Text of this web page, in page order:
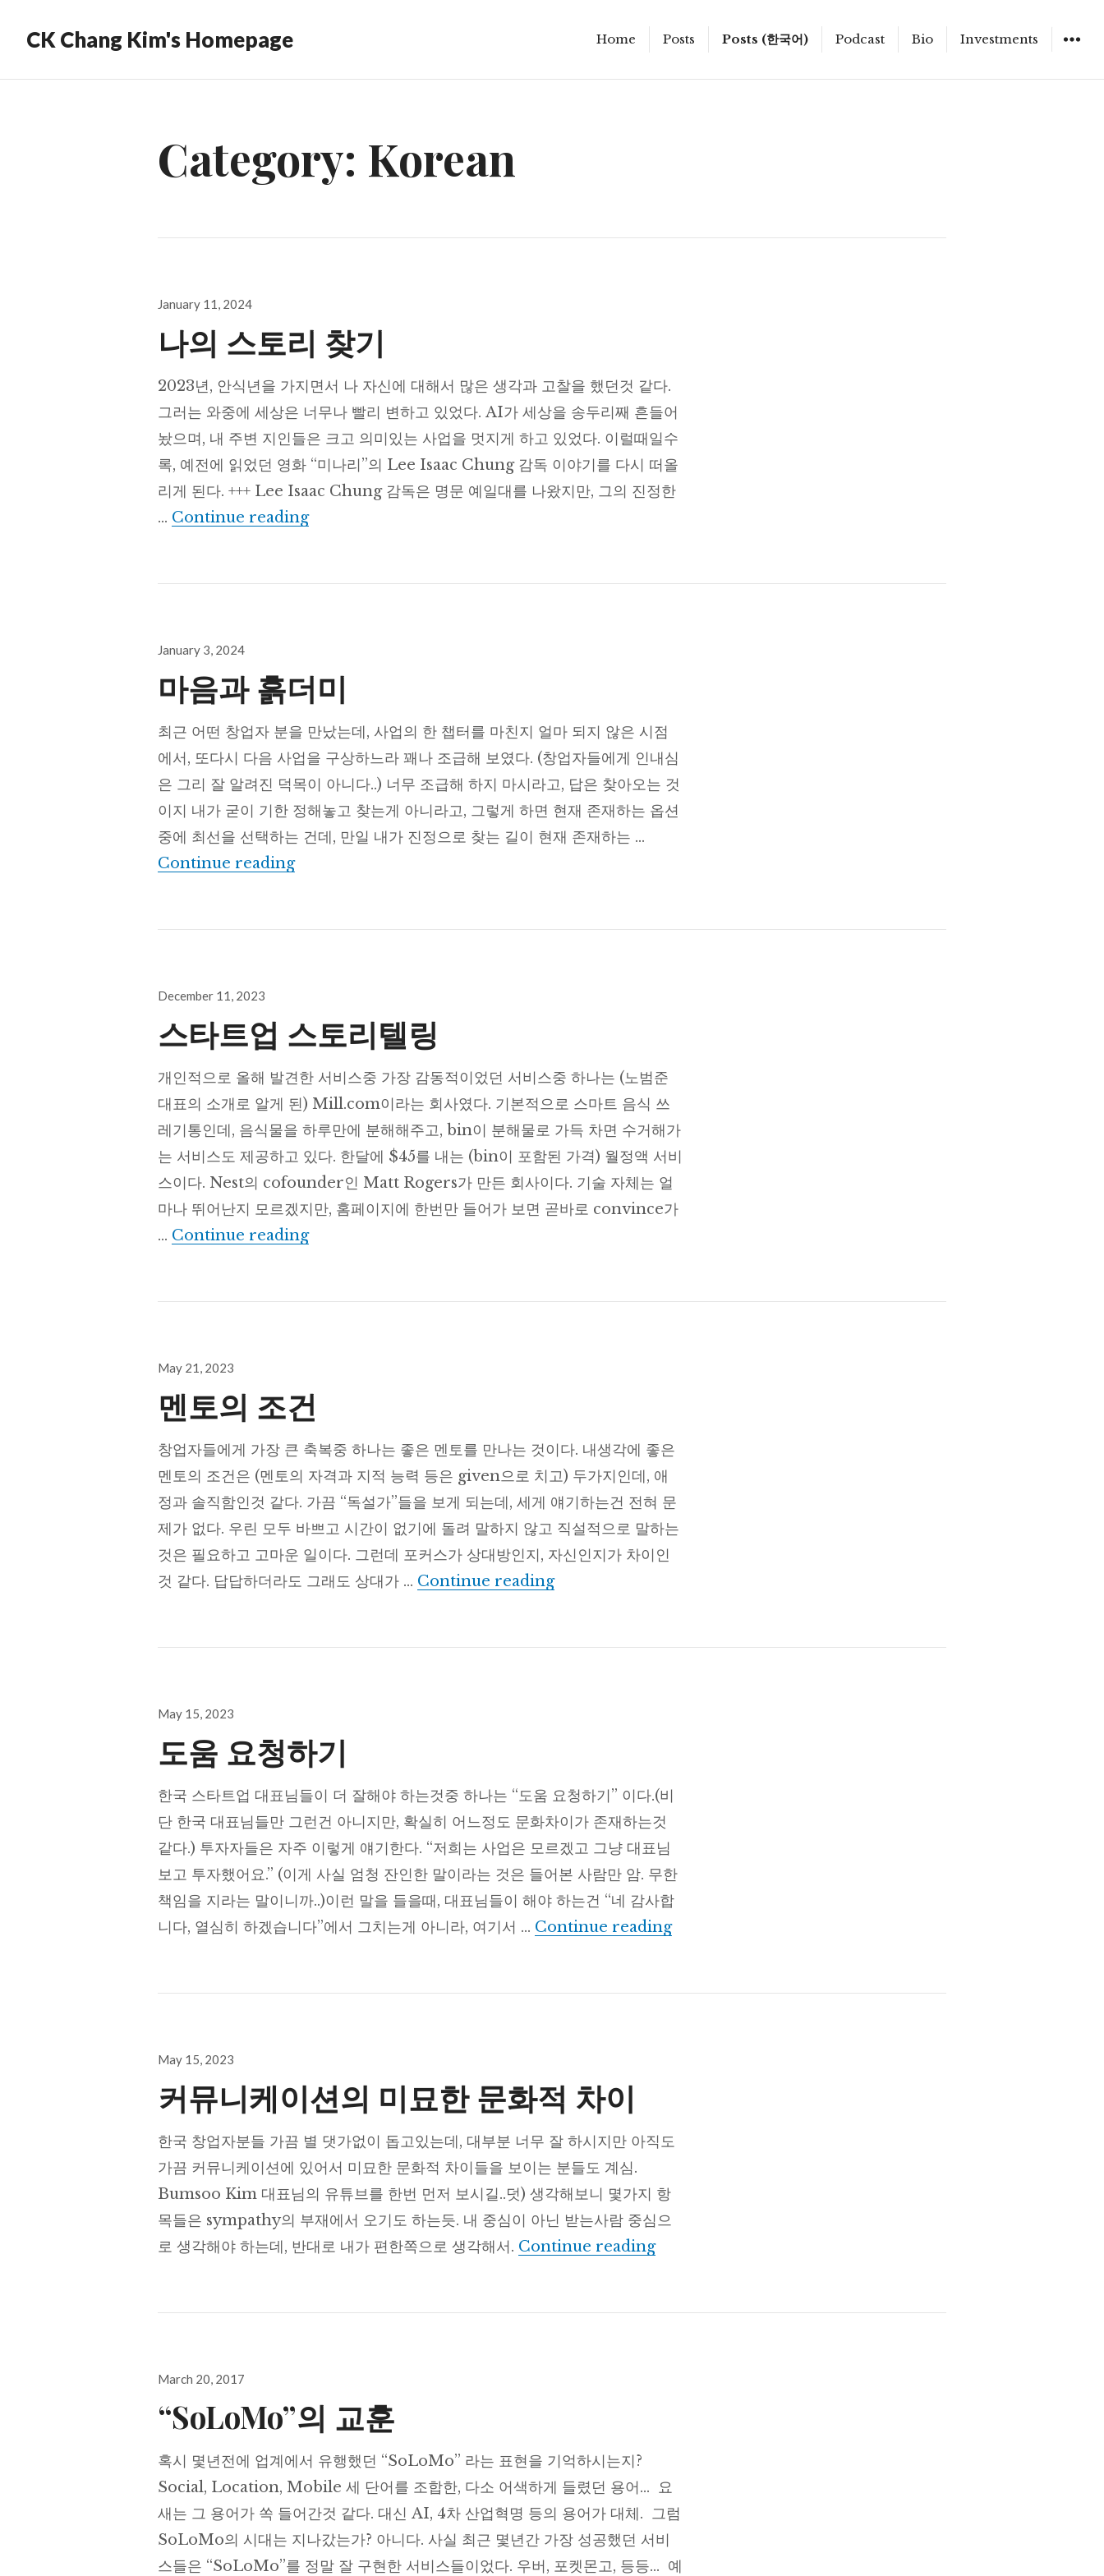
CK Chang Kim's Homepage Home Posts Posts (한국어) Podcast Bio Investments
Category: Korean
Posted
January 11, 2024
나의 스토리 찾기
2023년, 안식년을 가지면서 나 자신에 대해서 많은 생각과 고찰을 했던것 같다.
그러는 와중에 세상은 너무나 빨리 변하고 있었다. AI가 세상을 송두리째 흔들어
놨으며, 내 주변 지인들은 크고 의미있는 사업을 멋지게 하고 있었다. 이럴때일수
록, 예전에 읽었던 영화 “미나리”의 Lee Isaac Chung 감독 이야기를 다시 떠올
리게 된다. +++ Lee Isaac Chung 감독은 명문 예일대를 나왔지만, 그의 진정한
… Continue reading나의 스토리 찾기
Posted
January 3, 2024
마음과 흙더미
최근 어떤 창업자 분을 만났는데, 사업의 한 챕터를 마친지 얼마 되지 않은 시점
에서, 또다시 다음 사업을 구상하느라 꽤나 조급해 보였다. (창업자들에게 인내심
은 그리 잘 알려진 덕목이 아니다..) 너무 조급해 하지 마시라고, 답은 찾아오는 것
이지 내가 굳이 기한 정해놓고 찾는게 아니라고, 그렇게 하면 현재 존재하는 옵션
중에 최선을 선택하는 건데, 만일 내가 진정으로 찾는 길이 현재 존재하는 …
Continue reading마음과 흙더미
Posted
December 11, 2023
스타트업 스토리텔링
개인적으로 올해 발견한 서비스중 가장 감동적이었던 서비스중 하나는 (노범준
대표의 소개로 알게 된) Mill.com이라는 회사였다. 기본적으로 스마트 음식 쓰
레기통인데, 음식물을 하루만에 분해해주고, bin이 분해물로 가득 차면 수거해가
는 서비스도 제공하고 있다. 한달에 $45를 내는 (bin이 포함된 가격) 월정액 서비
스이다. Nest의 cofounder인 Matt Rogers가 만든 회사이다. 기술 자체는 얼
마나 뛰어난지 모르겠지만, 홈페이지에 한번만 들어가 보면 곧바로 convince가
… Continue reading스타트업 스토리텔링
Posted
May 21, 2023
멘토의 조건
창업자들에게 가장 큰 축복중 하나는 좋은 멘토를 만나는 것이다. 내생각에 좋은
멘토의 조건은 (멘토의 자격과 지적 능력 등은 given으로 치고) 두가지인데, 애
정과 솔직함인것 같다. 가끔 “독설가”들을 보게 되는데, 세게 얘기하는건 전혀 문
제가 없다. 우린 모두 바쁘고 시간이 없기에 돌려 말하지 않고 직설적으로 말하는
것은 필요하고 고마운 일이다. 그런데 포커스가 상대방인지, 자신인지가 차이인
것 같다. 답답하더라도 그래도 상대가 … Continue reading멘토의 조건
Posted
May 15, 2023
도움 요청하기
한국 스타트업 대표님들이 더 잘해야 하는것중 하나는 “도움 요청하기” 이다.(비
단 한국 대표님들만 그런건 아니지만, 확실히 어느정도 문화차이가 존재하는것
같다.) 투자자들은 자주 이렇게 얘기한다. “저희는 사업은 모르겠고 그냥 대표님
보고 투자했어요.” (이게 사실 엄청 잔인한 말이라는 것은 들어본 사람만 암. 무한
책임을 지라는 말이니까..)이런 말을 들을때, 대표님들이 해야 하는건 “네 감사합
니다, 열심히 하겠습니다”에서 그치는게 아니라, 여기서 … Continue reading도움 요청하기
Posted
May 15, 2023
커뮤니케이션의 미묘한 문화적 차이
한국 창업자분들 가끔 별 댓가없이 돕고있는데, 대부분 너무 잘 하시지만 아직도
가끔 커뮤니케이션에 있어서 미묘한 문화적 차이들을 보이는 분들도 계심.
Bumsoo Kim 대표님의 유튜브를 한번 먼저 보시길..덧) 생각해보니 몇가지 항
목들은 sympathy의 부재에서 오기도 하는듯. 내 중심이 아닌 받는사람 중심으
로 생각해야 하는데, 반대로 내가 편한쪽으로 생각해서. Continue reading커뮤니케이션의 미묘한 문화적 차이
Posted
March 20, 2017
“SoLoMo”의 교훈
혹시 몇년전에 업계에서 유행했던 “SoLoMo” 라는 표현을 기억하시는지?
Social, Location, Mobile 세 단어를 조합한, 다소 어색하게 들렸던 용어… 요
새는 그 용어가 쏙 들어간것 같다. 대신 AI, 4차 산업혁명 등의 용어가 대체. 그럼
SoLoMo의 시대는 지나갔는가? 아니다. 사실 최근 몇년간 가장 성공했던 서비
스들은 “SoLoMo”를 정말 잘 구현한 서비스들이었다. 우버, 포켓몬고, 등등… 예